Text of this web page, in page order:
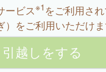
ービス※1 をご利用さ
）をご利用いただけ